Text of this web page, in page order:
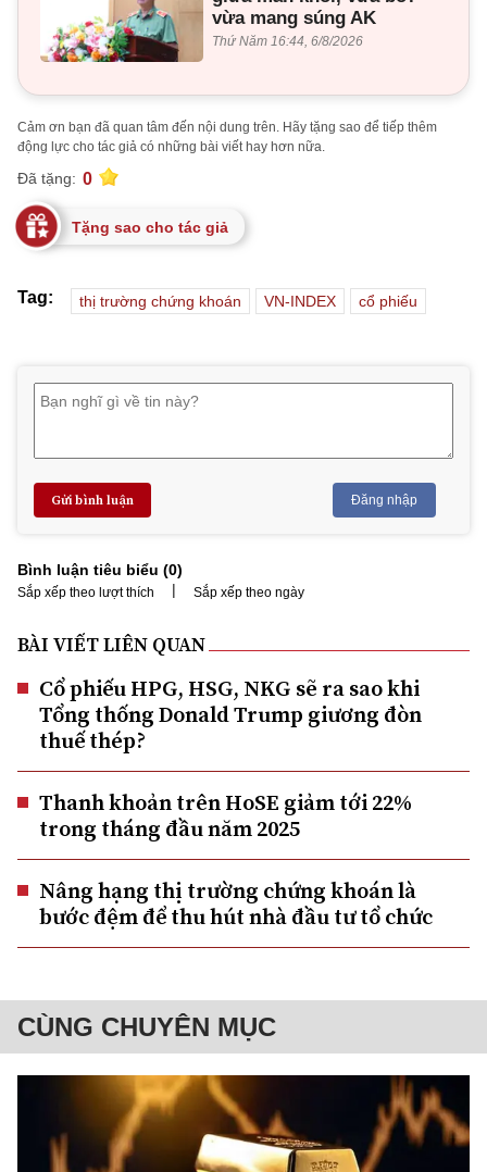
vừa mang súng AK
Thứ Năm 16:44, 6/8/2026
Cảm ơn bạn đã quan tâm đến nội dung trên. Hãy tặng sao để tiếp thêm
động lực cho tác giả có những bài viết hay hơn nữa.
Đã tặng: 0
Tặng sao cho tác giả
Tag: thị trường chứng khoán VN-INDEX cổ phiếu
Gửi bình luận Đăng nhập
Bình luận tiêu biểu (0)
Sắp xếp theo lượt thích | Sắp xếp theo ngày
BÀI VIẾT LIÊN QUAN
Cổ phiếu HPG, HSG, NKG sẽ ra sao khi
Tổng thống Donald Trump giương đòn
thuế thép?
Thanh khoản trên HoSE giảm tới 22%
trong tháng đầu năm 2025
Nâng hạng thị trường chứng khoán là
bước đệm để thu hút nhà đầu tư tổ chức
CÙNG CHUYÊN MỤC